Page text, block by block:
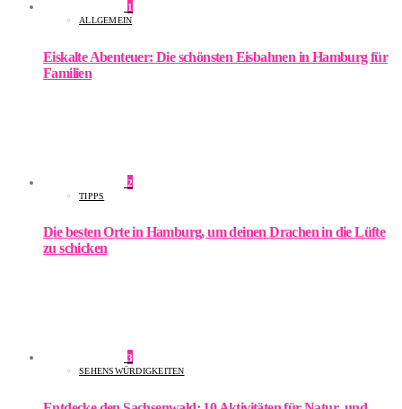
1
ALLGEMEIN
Eiskalte Abenteuer: Die schönsten Eisbahnen in Hamburg für
Familien
2
TIPPS
Die besten Orte in Hamburg, um deinen Drachen in die Lüfte
zu schicken
3
SEHENSWÜRDIGKEITEN